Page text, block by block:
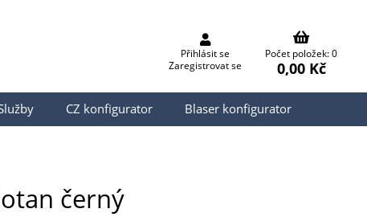
Přihlásit se
Zaregistrovat se
Počet položek: 0
0,00 Kč
CZ konfigurator Blaser konfigurator
černý